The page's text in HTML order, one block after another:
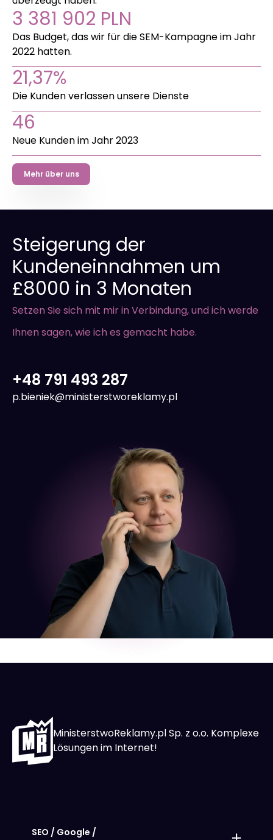
3 381 902 PLN
Das Budget, das wir für die SEM-Kampagne im Jahr
2022 hatten.
21,37%
Die Kunden verlassen unsere Dienste
46
Neue Kunden im Jahr 2023
Mehr über uns
Steigerung der
Kundeneinnahmen um
£8000 in 3 Monaten
Setzen Sie sich mit mir in Verbindung, und ich werde
Ihnen sagen, wie ich es gemacht habe.
+48 791 493 287
p.bieniek@ministerstworeklamy.pl
MinisterstwoReklamy.pl Sp. z o.o. Komplexe
Lösungen im Internet!
SEO / Google /